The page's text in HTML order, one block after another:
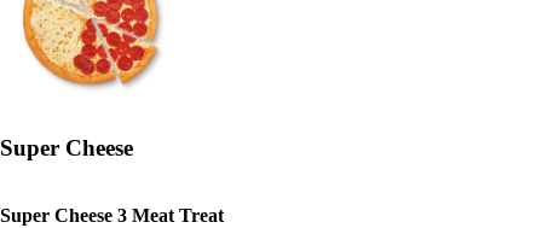
Super Cheese
Super Cheese 3 Meat Treat